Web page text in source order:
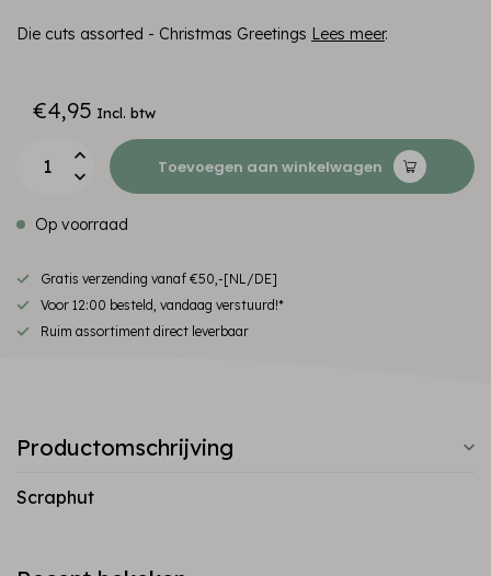
Die cuts assorted - Christmas Greetings Lees meer.
€4,95 Incl. btw
Toevoegen aan winkelwagen
Op voorraad
Gratis verzending vanaf €50,-[NL/DE]
Voor 12:00 besteld, vandaag verstuurd!*
Ruim assortiment direct leverbaar
Productomschrijving
Scraphut